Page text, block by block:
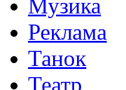
Музика
Реклама
Танок
Театр